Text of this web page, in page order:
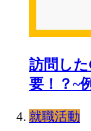
訪問し
要！？~
就職活動